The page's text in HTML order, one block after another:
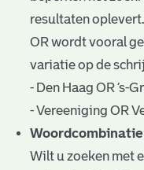
resultaten oplevert.
OR wordt vooral
variatie op de
- Den Haag OR ’s-
- Vereeniging OR
Woordcombinatie
Wilt u zoeken met